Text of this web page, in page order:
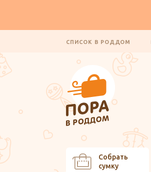
СПИСОК В РОДДОМ
Собрать
сумку